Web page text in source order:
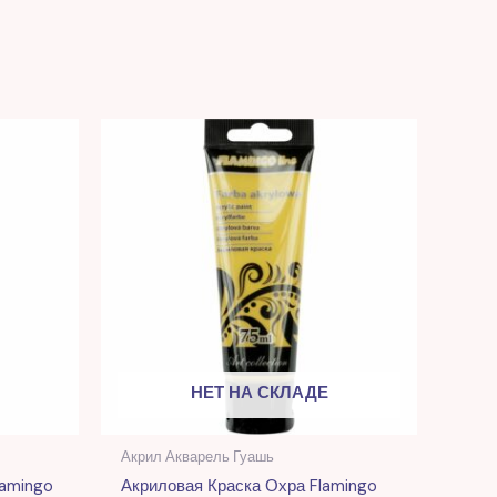
НЕТ НА СКЛАДЕ
Акрил Акварель Гуашь
Акриловая Краска Охра Flamingo